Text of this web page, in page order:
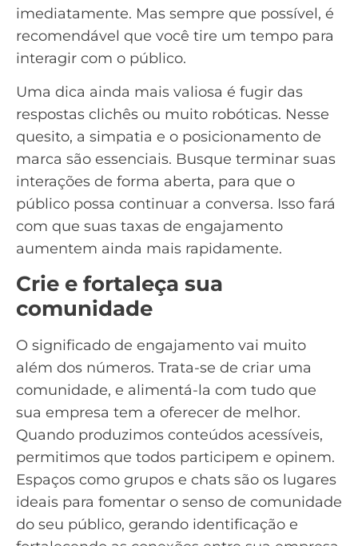
imediatamente. Mas sempre que possível, é
recomendável que você tire um tempo para
interagir com o público.
Uma dica ainda mais valiosa é fugir das
respostas clichês ou muito robóticas. Nesse
quesito, a simpatia e o posicionamento de
marca são essenciais. Busque terminar suas
interações de forma aberta, para que o
público possa continuar a conversa. Isso fará
com que suas taxas de engajamento
aumentem ainda mais rapidamente.
Crie e fortaleça sua
comunidade
O significado de engajamento vai muito
além dos números. Trata-se de criar uma
comunidade, e alimentá-la com tudo que
sua empresa tem a oferecer de melhor.
Quando produzimos conteúdos acessíveis,
permitimos que todos participem e opinem.
Espaços como grupos e chats são os lugares
ideais para fomentar o senso de comunidade
do seu público, gerando identificação e